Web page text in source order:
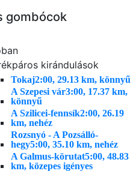
gombócok
kirándulások
Tokaj2:00, 29.13 km, könnyű
A Szepesi vár3:00, 17.37 km,
könnyű
A Szilicei-fennsík2:00, 26.19
km, nehéz
Rozsnyó - A Pozsálló-
hegy5:00, 35.10 km, nehéz
A Galmus-körutat5:00, 48.83
km, közepes igényes